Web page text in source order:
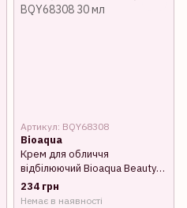
Артикул: BQY68308
Bioaqua
Крем для обличчя
відбілюючий Bioaqua Beauty
Muscle Run Lady BQY68308 30
мл
234 грн
Немає в наявності